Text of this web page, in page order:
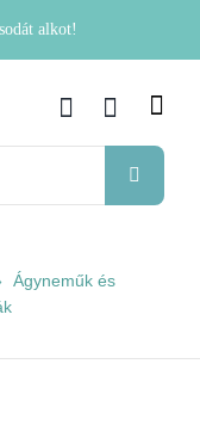
alkot!
Ágyneműk és